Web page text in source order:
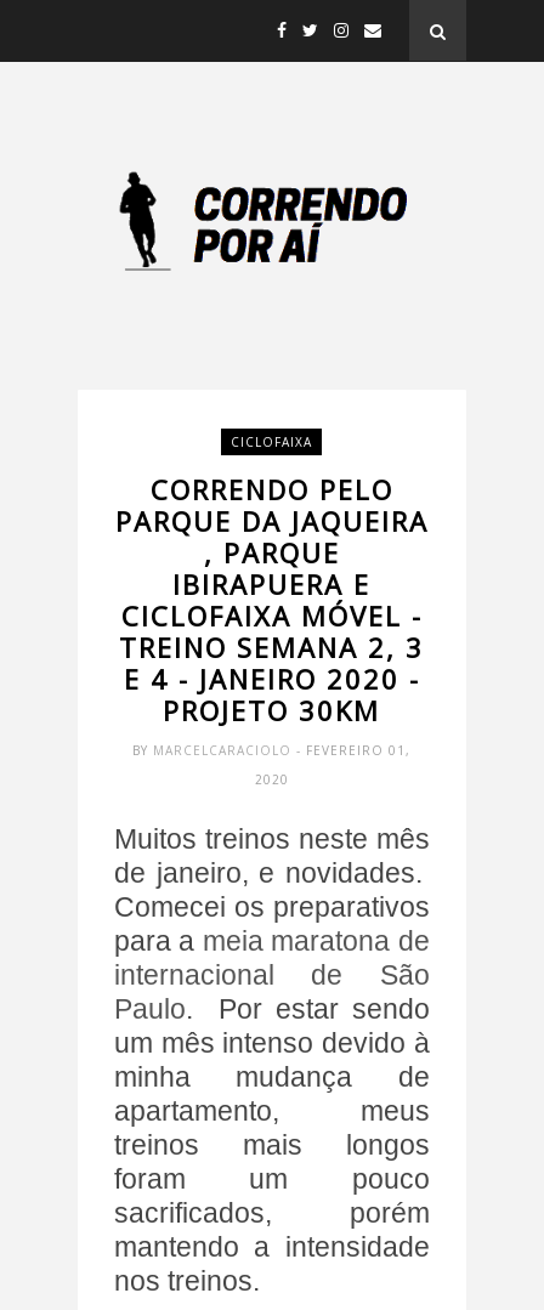
CICLOFAIXA
CORRENDO PELO
PARQUE DA JAQUEIRA
, PARQUE
IBIRAPUERA E
CICLOFAIXA MÓVEL -
TREINO SEMANA 2, 3
E 4 - JANEIRO 2020 -
PROJETO 30KM
BY MARCELCARACIOLO- FEVEREIRO 01,
2020
Muitos treinos neste mês
de janeiro, e novidades.
Comecei os preparativos
para a meia maratona de
internacional de São
Paulo. Por estar sendo
um mês intenso devido à
minha mudança de
apartamento, meus
treinos mais longos
foram um pouco
sacrificados, porém
mantendo a intensidade
nos treinos.